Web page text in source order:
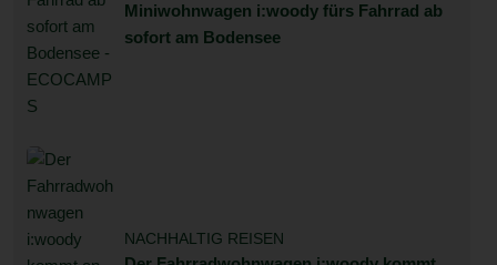
Miniwohnwagen i:woody fürs Fahrrad ab
sofort am Bodensee
NACHHALTIG REISEN